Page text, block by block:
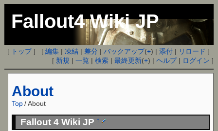
Fallout4 Wiki JP
[ トップ] [編集 |凍結 | 差分 |バックアップ(+) |添付 | リロード ]
[ 新規 |一覧 |検索 |最終更新(+) |ヘルプ| ログイン ]
About
Top /About
Fallout 4 Wiki JP†